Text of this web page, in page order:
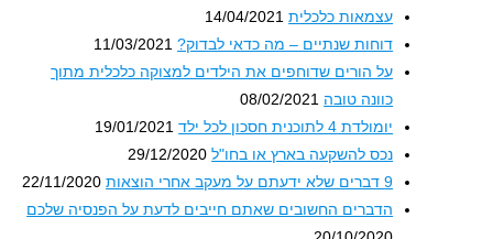
עצמאות כלכלית 14/04/2021
דוחות שנתיים – מה כדאי לבדוק? 11/03/2021
על הורים שדוחפים את הילדים למצוקה כלכלית מתוך
08/02/2021
יומולדת 4 לתוכנית חסכון לכל ילד
19/01/2021
נכס להשקעה בארץ או בחו"ל 29/12/2020
22/11/2020
הדברים החשובים שאתם חייבים לדעת על הפנסיה שלכם